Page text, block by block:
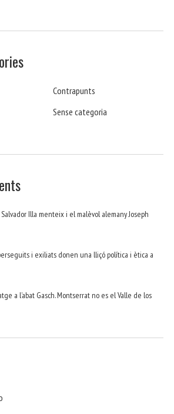
Contrapunts
Sense categoria
Salvador Illa menteix i el malèvol alemany Joseph
i exiliats donen una lliçó política i ètica a
a l’abat Gasch. Montserrat no es el Valle de los